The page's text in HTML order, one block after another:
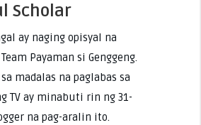
Scholar
ay naging opisyal na
Payaman si Genggeng.
madalas na paglabas sa
TV ay minabuti rin ng 31-
na pag-aralin ito.